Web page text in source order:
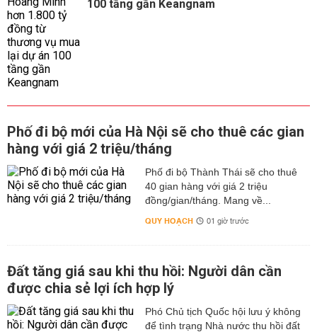
100 tầng gần Keangnam
Phố đi bộ mới của Hà Nội sẽ cho thuê các gian
hàng với giá 2 triệu/tháng
Phố đi bộ Thành Thái sẽ cho thuê
40 gian hàng với giá 2 triệu
đồng/gian/tháng. Mang về...
QUY HOẠCH 01 giờ trước
Đất tăng giá sau khi thu hồi: Người dân cần
được chia sẻ lợi ích hợp lý
Phó Chủ tịch Quốc hội lưu ý không
để tình trạng Nhà nước thu hồi đất